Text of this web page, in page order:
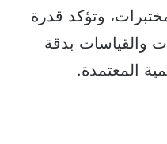
وتؤكد قدرة
والقياسات بدقة
المعتمدة.